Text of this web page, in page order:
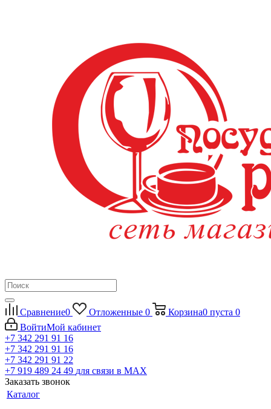
Сравнение0 Отложенные 0 Корзина0 пуста 0
ВойтиМой кабинет
+7 342 291 91 16
+7 342 291 91 16
+7 342 291 91 22
+7 919 489 24 49 для связи в МАХ
Заказать звонок
Каталог